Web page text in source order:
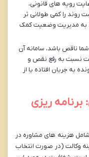
رویه های قانونی،
روند را کمی طولانی تر
به مدیریت وضعیت کمک
ناقص باشد، سامانه آن
نسبت به رفع نقص و
به جریان افتاده یا از
ریزی
شامل هزینه های مشاوره در
وکالت (در صورت انتخاب